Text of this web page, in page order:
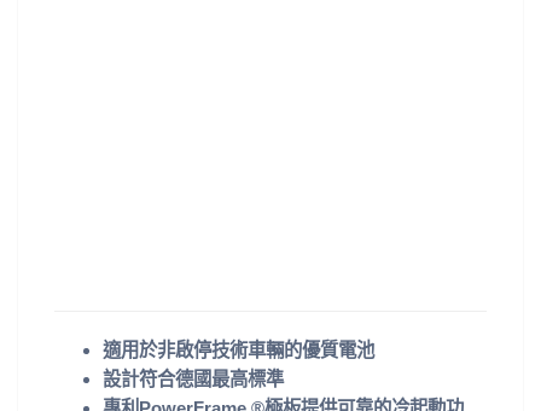
適用於非啟停技術車輛的優質電池
設計符合德國最高標準